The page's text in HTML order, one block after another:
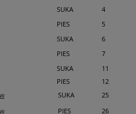
SUKA
4
PIES
5
SUKA
6
PIES
7
SUKA
11
PIES
12
SUKA
25
PIES
26